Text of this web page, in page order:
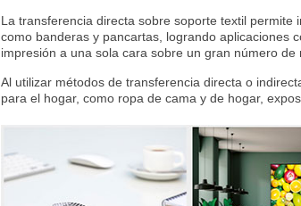
La transferencia directa sobre soporte textil permite
como banderas y pancartas, logrando aplicaciones
impresión a una sola cara sobre un gran número de
Al utilizar métodos de transferencia directa o
para el hogar, como ropa de cama y de hogar,